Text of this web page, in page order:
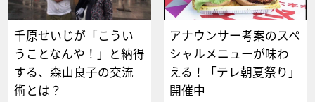
千原せいじが「こうい
うことなんや！」と納得
する、森山良子の交流
術とは？
アナウンサー考案のスペ
シャルメニューが味わ
える！「テレ朝夏祭り」
開催中